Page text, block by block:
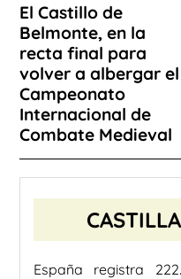
El Castillo de
Belmonte, en la
recta final para
volver a albergar el
Campeonato
Internacional de
Combate Medieval
España registra